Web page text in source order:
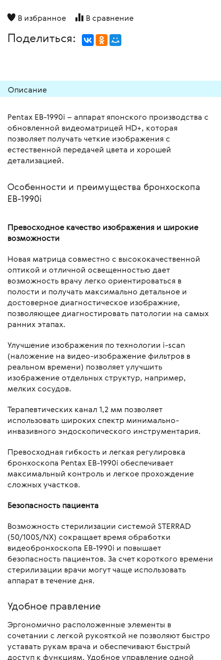
В избранное В сравнение
Поделиться:
Описание
Pentax EB-1990i – аппарат японского производства с
обновленной видеоматрицей HD+, которая
позволяет получать четкие изображения с
естественной передачей цвета и хорошей
детализацией.
Особенности и преимущества бронхоскопа
EB-1990i
Превосходное качество изображения и широкие
возможности
Новая матрица совместно с высококачественной
оптикой и отличной освещенностью дает
возможность врачу легко ориентироваться в
полости и получать максимально детальное и
достоверное диагностическое изображние,
позволяющее диагностировать патологии на самых
ранних этапах.
Улучшение изображения по технологии i-scan
(наложение на видео-изображение фильтров в
реальном времени) позволяет улучшить
изображение отдельных структур, например,
мелких сосудов.
Терапевтических канал 1,2 мм позволяет
использовать широких спектр минимально-
инвазивного эндоскопического инструментария.
Превосходная гибкость и легкая регулировка
бронхоскопа Pentax EB-1990i обеспечивает
максимальный контроль и легкое прохождение
сложных участков.
Безопасность пациента
Возможность стерилизации системой STERRAD
(50/100S/NX) сокращает время обработки
видеобронхоскопа EB-1990i и повышает
безопасность пациентов. За счет короткого времени
стерилизации врачи могут чаще использовать
аппарат в течение дня.
Удобное правление
Эргономично расположенные элементы в
сочетании с легкой рукояткой не позволяют быстро
уставать рукам врача и обеспечивают быстрый
доступ к функциям. Удобное управление одной